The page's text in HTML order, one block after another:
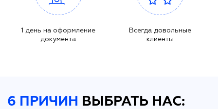
1 день на оформление
документа
Всегда довольные
клиенты
6 ПРИЧИН ВЫБРАТЬ НАС: